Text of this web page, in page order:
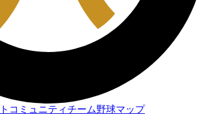
コミュニティチーム野球マップ